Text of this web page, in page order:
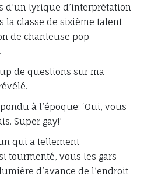
d’un lyrique d’interprétation
la classe de sixième talent
de chanteuse pop
de questions sur ma
à l’époque: ‘Oui, vous
Super gay!’
qui a tellement
tourmenté, vous les gars
d’avance de l’endroit